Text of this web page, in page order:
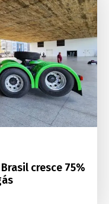
cresce 75%